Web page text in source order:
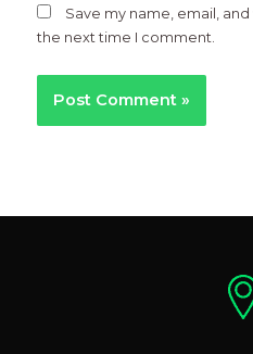
Save my name, email,
the next time I comment.